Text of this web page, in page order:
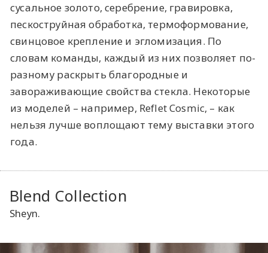
сусальное золото, серебрение, гравировка,
пескоструйная обработка, термоформование,
свинцовое крепление и эгломизация. По
словам команды, каждый из них позволяет по-
разному раскрыть благородные и
завораживающие свойства стекла. Некоторые
из моделей – например, Reflet Cosmic, – как
нельзя лучше воплощают тему выставки этого
года.
Blend Collection
Sheyn.